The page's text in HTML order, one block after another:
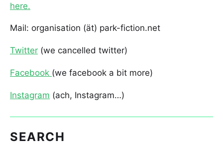
here.
Mail: organisation (ät) park-fiction.net
Twitter (we cancelled twitter)
Facebook (we facebook a bit more)
Instagram (ach, Instagram…)
SEARCH